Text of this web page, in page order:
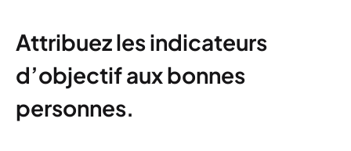
Attribuez les indicateurs
d’objectif aux bonnes
personnes.